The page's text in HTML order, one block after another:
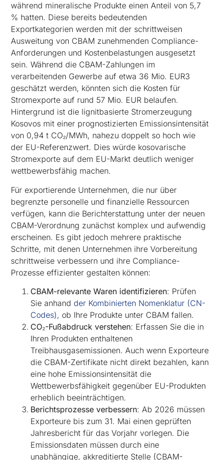
während mineralische Produkte einen Anteil von 5,7
% hatten. Diese bereits bedeutenden
Exportkategorien werden mit der schrittweisen
Ausweitung von CBAM zunehmenden Compliance-
Anforderungen und Kostenbelastungen ausgesetzt
sein. Während die CBAM-Zahlungen im
verarbeitenden Gewerbe auf etwa 36 Mio. EUR3
geschätzt werden, könnten sich die Kosten für
Stromexporte auf rund 57 Mio. EUR belaufen.
Hintergrund ist die lignitbasierte Stromerzeugung
Kosovos mit einer prognostizierten Emissionsintensität
von 0,94 t CO₂/MWh, nahezu doppelt so hoch wie
der EU-Referenzwert. Dies würde kosovarische
Stromexporte auf dem EU-Markt deutlich weniger
wettbewerbsfähig machen.
Für exportierende Unternehmen, die nur über
begrenzte personelle und finanzielle Ressourcen
verfügen, kann die Berichterstattung unter der neuen
CBAM-Verordnung zunächst komplex und aufwendig
erscheinen. Es gibt jedoch mehrere praktische
Schritte, mit denen Unternehmen ihre Vorbereitung
schrittweise verbessern und ihre Compliance-
Prozesse effizienter gestalten können:
CBAM-relevante Waren identifizieren: Prüfen
Sie anhandder Kombinierten Nomenklatur (CN-
Codes), ob Ihre Produkte unter CBAM fallen.
CO₂-Fußabdruck verstehen: Erfassen Sie die in
Ihren Produkten enthaltenen
Treibhausgasemissionen. Auch wenn Exporteure
die CBAM-Zertifikate nicht direkt bezahlen, kann
eine hohe Emissionsintensität die
Wettbewerbsfähigkeit gegenüber EU-Produkten
erheblich beeinträchtigen.
Berichtsprozesse verbessern: Ab 2026 müssen
Exporteure bis zum 31. Mai einen geprüften
Jahresbericht für das Vorjahr vorlegen. Die
Emissionsdaten müssen durch eine
unabhängige, akkreditierte Stelle (CBAM-